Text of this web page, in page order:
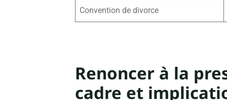
Convention de divorce
Renoncer à la
cadre et